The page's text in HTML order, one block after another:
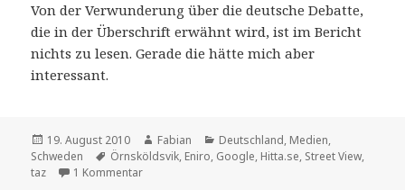
Von der Verwunderung über die deutsche Debatte,
die in der Überschrift erwähnt wird, ist im Bericht
nichts zu lesen. Gerade die hätte mich aber
interessant.
Veröffentlicht
am
19. August 2010 Autor
Fabian Kategorien
Deutschland, Medien,
Schweden
Schlagwörter
Örnsköldsvik, Eniro, Google, Hitta.se, Street View,
taz
1 Kommentarzu Schweden feiert Street View?